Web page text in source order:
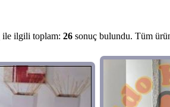
ile ilgili toplam: 26 sonuç bulundu. Tüm